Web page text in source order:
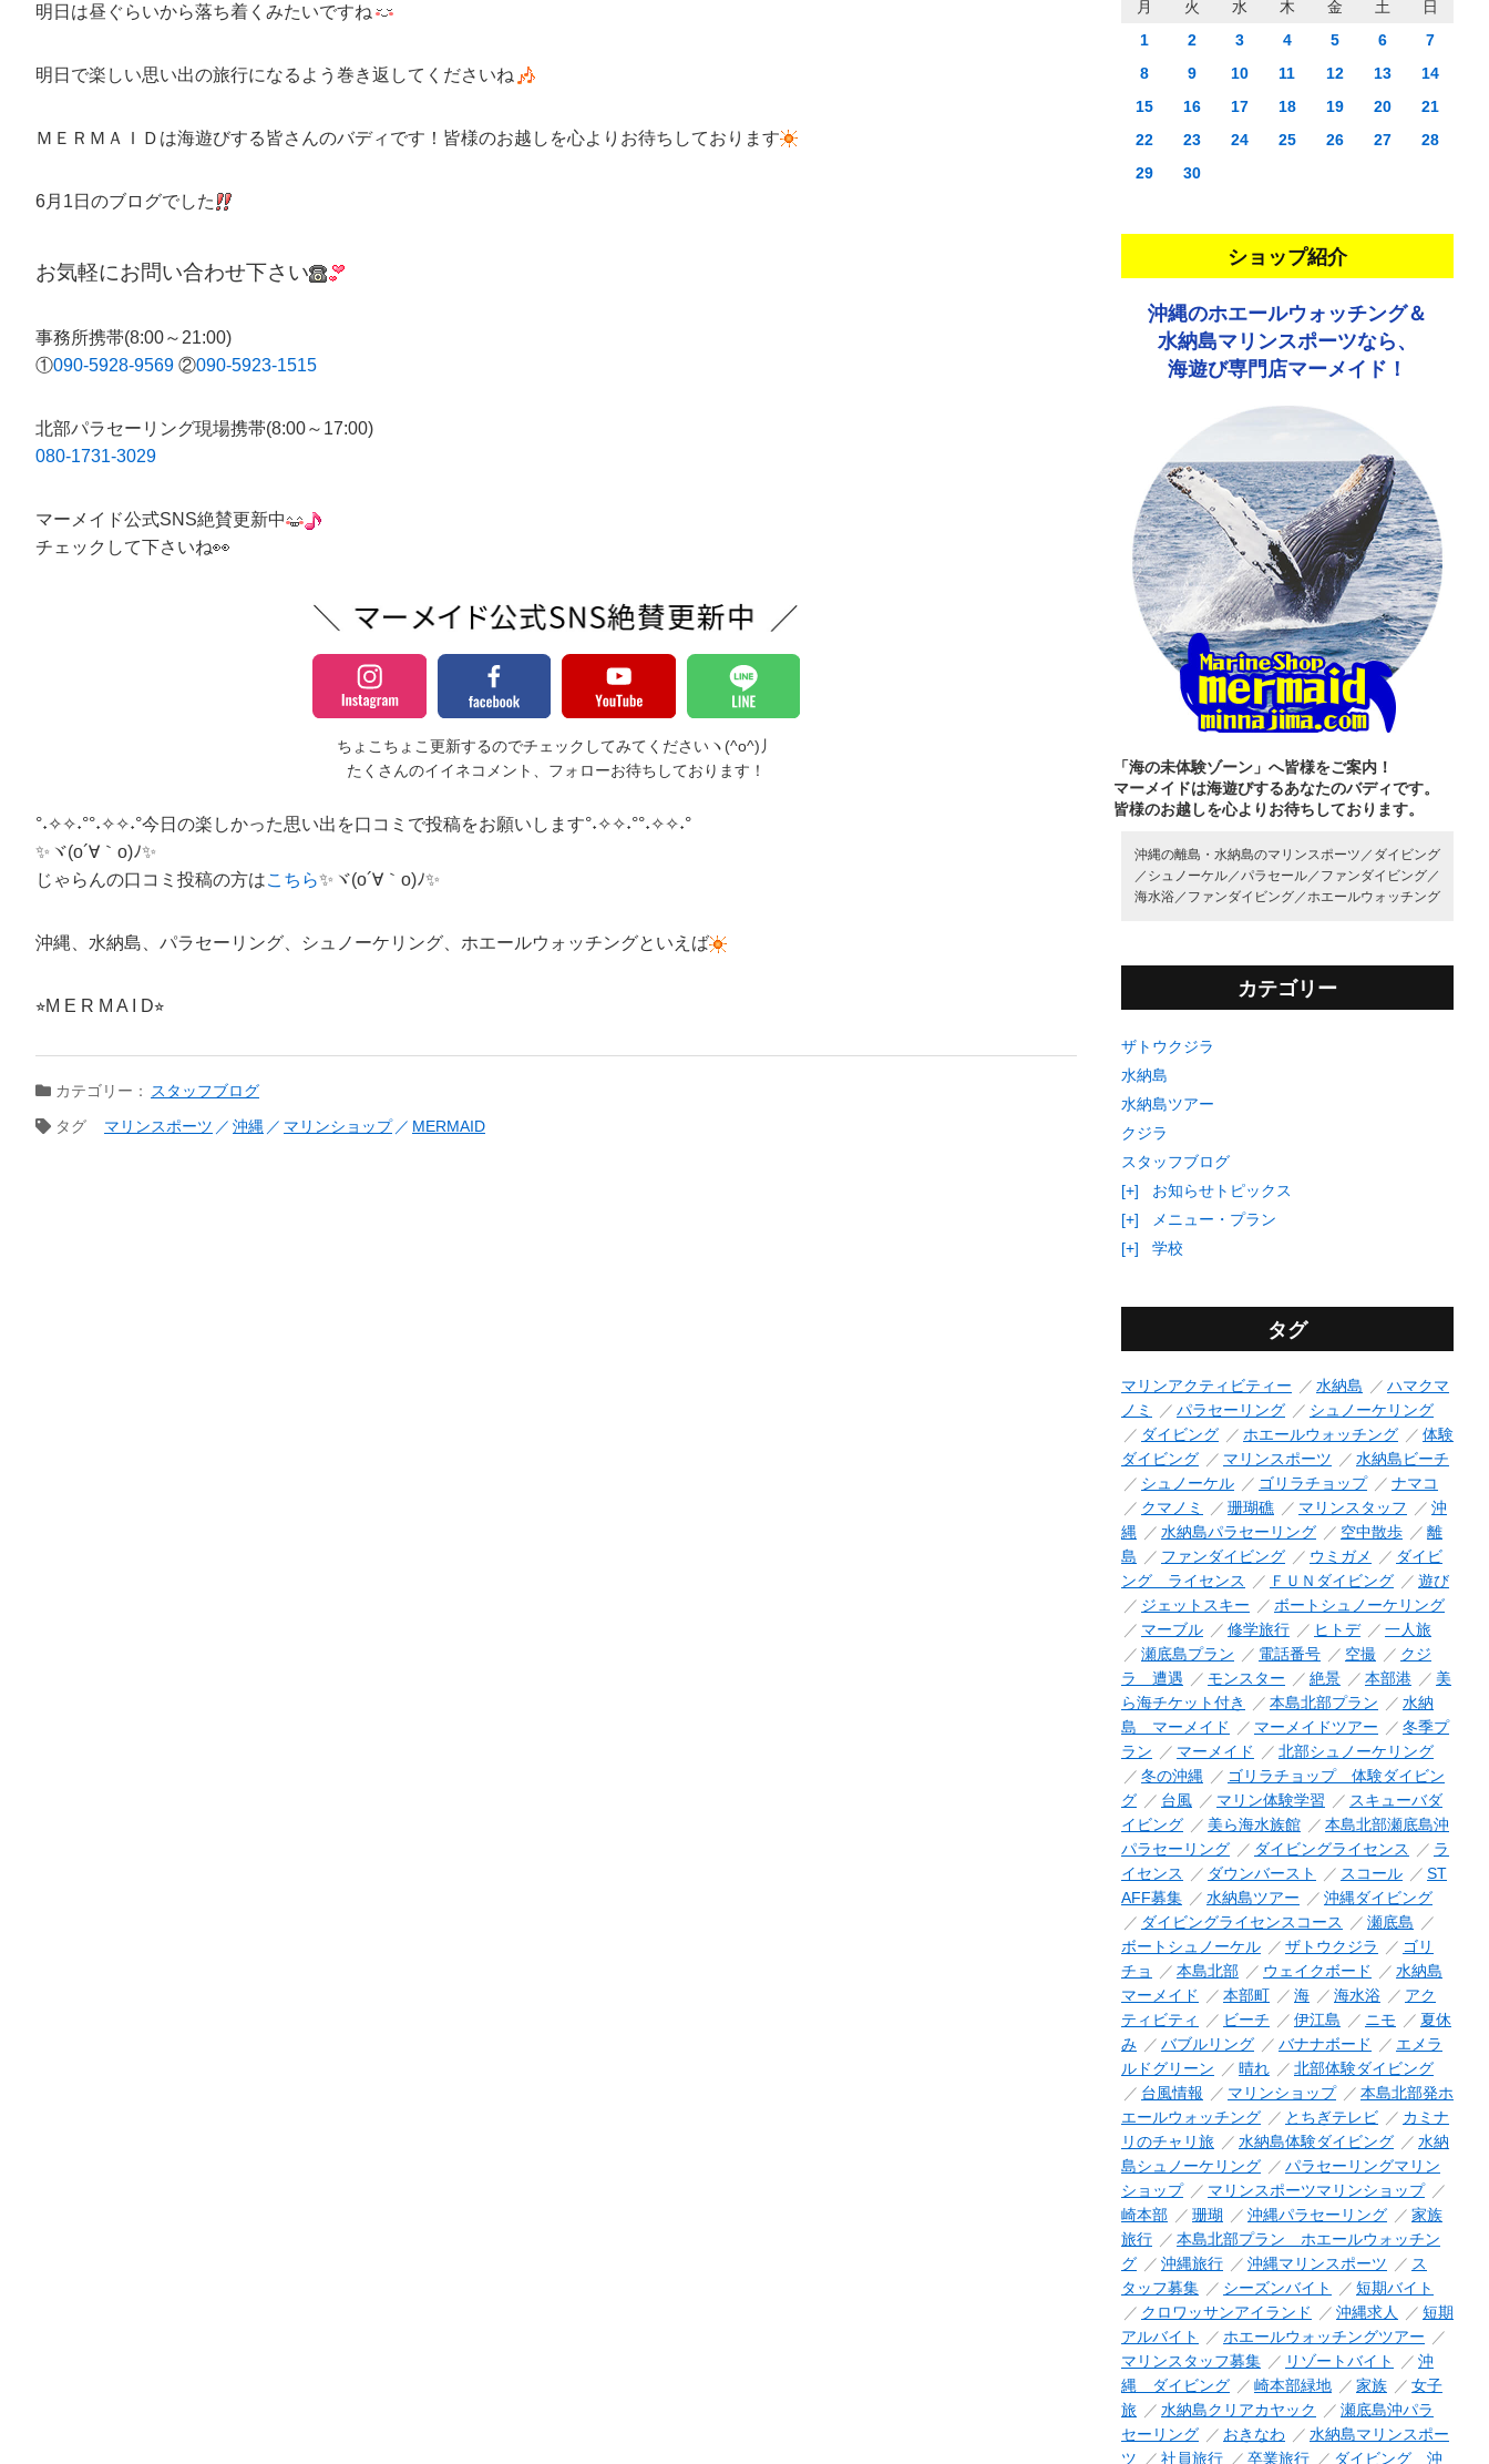
明日は昼ぐらいから落ち着くみたいですね
明日で楽しい思い出の旅行になるよう巻き返してくださいね
ＭＥＲＭＡＩＤは海遊びする皆さんのバディです！皆様のお越しを心よりお待ちしております
6月1日のブログでした
お気軽にお問い合わせ下さい
事務所携帯(8:00～21:00)
①090-5928-9569 ②090-5923-1515
北部パラセーリング現場携帯(8:00～17:00)
080-1731-3029
マーメイド公式SNS絶賛更新中
チェックして下さいね👀
ちょこちょこ更新するのでチェックしてみてくださいヽ(^o^)丿
たくさんのイイネコメント、フォローお待ちしております！
°˖✧✧˖°°˖✧✧˖°今日の楽しかった思い出を口コミで投稿をお願いします°˖✧✧˖°°˖✧✧˖°
✨ヾ(o´∀｀o)ﾉ✨
じゃらんの口コミ投稿の方はこちら✨ヾ(o´∀｀o)ﾉ✨
沖縄、水納島、パラセーリング、シュノーケリング、ホエールウォッチングといえば
⭐︎M E R M A I D⭐︎
カテゴリー：
スタッフブログ
タグ
マリンスポーツ 沖縄 マリンショップ MERMAID
月 火 水 木 金 土
日
1
2 3 4 5 6
7
8
9 10 11 12 13
14
15
16 17 18 19 20
21
22
23 24 25 26 27
28
29
30
ショップ紹介
沖縄のホエールウォッチング＆
水納島マリンスポーツなら、
海遊び専門店マーメイド！
「海の未体験ゾーン」へ皆様をご案内！
マーメイドは海遊びするあなたのバディです。
皆様のお越しを心よりお待ちしております。
沖縄の離島・水納島のマリンスポーツ／ ダイビング
／ シュノーケル／ パラセール／ ファンダイビング／
海水浴／ ファンダイビング／ ホエールウォッチング
カテゴリー
ザトウクジラ
水納島
水納島ツアー
クジラ
スタッフブログ
[+]
お知らせトピックス
[+]
メニュー・プラン
[+]
学校
タグ
マリンアクティビティー 水納島
ハマクマ
ノミ
パラセーリング
シュノーケリング
ダイビング
ホエールウォッチング
体験
ダイビング
マリンスポーツ
水納島ビーチ
シュノーケル
ゴリラチョップ
ナマコ
クマノミ
珊瑚礁 マリンスタッフ
沖
縄
水納島パラセーリング 空中散歩
離
島
ファンダイビング ウミガメ
ダイビ
ング ライセンス
ＦＵＮダイビング
遊び
ジェットスキー
ボートシュノーケリング
マーブル
修学旅行 ヒトデ
一人旅
瀬底島プラン
電話番号 空撮
クジ
ラ 遭遇
モンスター 絶景 本部港
美
ら海チケット付き
本島北部プラン
水納
島 マーメイド
マーメイドツアー
冬季プ
ラン
マーメイド
北部シュノーケリング
冬の沖縄
ゴリラチョップ 体験ダイビン
グ
台風 マリン体験学習
スキューバダ
イビング
美ら海水族館
本島北部瀬底島沖
パラセーリング
ダイビングライセンス
ラ
イセンス
ダウンバースト スコール
ST
AFF募集
水納島ツアー
沖縄ダイビング
ダイビングライセンスコース
瀬底島
ボートシュノーケル
ザトウクジラ
ゴリ
チョ
本島北部 ウェイクボード
水納島
マーメイド
本部町 海 海水浴
アク
ティビティ
ビーチ 伊江島 ニモ
夏休
み
バブルリング バナナボード
エメラ
ルドグリーン
晴れ
北部体験ダイビング
台風情報
マリンショップ
本島北部発ホ
エールウォッチング
とちぎテレビ
カミナ
リのチャリ旅
水納島体験ダイビング
水納
島シュノーケリング
パラセーリングマリン
ショップ
マリンスポーツマリンショップ
崎本部
珊瑚 沖縄パラセーリング
家族
旅行
本島北部プラン ホエールウォッチン
グ
沖縄旅行 沖縄マリンスポーツ
ス
タッフ募集
シーズンバイト
短期バイト
クロワッサンアイランド
沖縄求人
短期
アルバイト
ホエールウォッチングツアー
マリンスタッフ募集
リゾートバイト
沖
縄 ダイビング
崎本部緑地 家族
女子
旅
水納島クリアカヤック
瀬底島沖パラ
セーリング
おきなわ
水納島マリンスポー
ツ
社員旅行 卒業旅行 ダイビング 沖